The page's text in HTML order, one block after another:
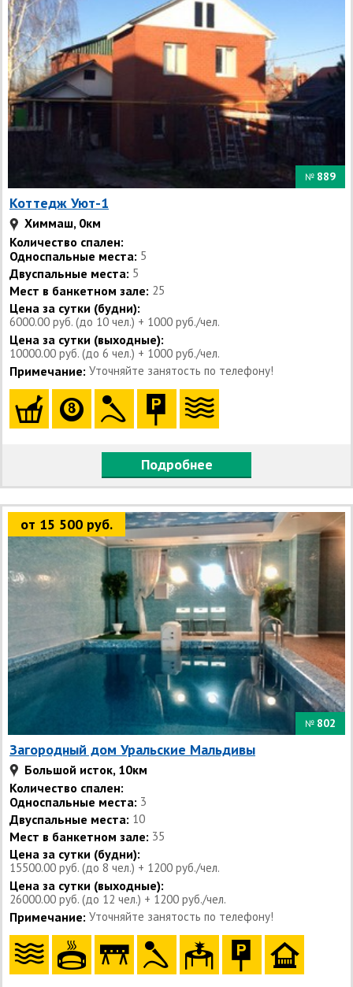
№ 889
Коттедж Уют-1
Химмаш, 0км
Количество спален:
Односпальные места: 5
Двуспальные места: 5
Мест в банкетном зале: 25
Цена за сутки (будни):
6000.00 руб. (до 10 чел.) + 1000 руб./чел.
Цена за сутки (выходные):
10000.00 руб. (до 6 чел.) + 1000 руб./чел.
Примечание: Уточняйте занятость по телефону!
Подробнее
от 15 500 руб.
№ 802
Загородный дом Уральские Мальдивы
Большой исток, 10км
Количество спален:
Односпальные места: 3
Двуспальные места: 10
Мест в банкетном зале: 35
Цена за сутки (будни):
15500.00 руб. (до 8 чел.) + 1200 руб./чел.
Цена за сутки (выходные):
26000.00 руб. (до 12 чел.) + 1200 руб./чел.
Примечание: Уточняйте занятость по телефону!